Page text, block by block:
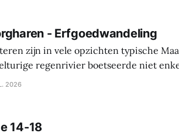
- Erfgoedwandeling
zijn in vele opzichten typische
regenrivier boetseerde niet
ook mee vorm aan de levens van de
2026
14-18